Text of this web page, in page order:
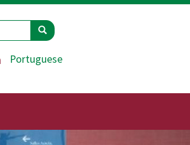
Rechercher
Portuguese